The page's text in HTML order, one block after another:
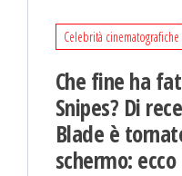
Celebrità cinematografiche
Che fine ha
Snipes? Di
Blade è
schermo: